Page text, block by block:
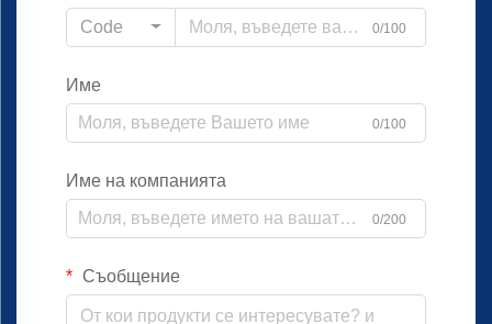
Code
0/100
Име
0/100
Име на компанията
0/200
Съобщение